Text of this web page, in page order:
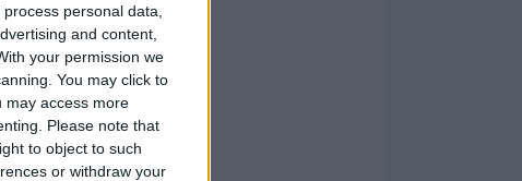
personal data,
and content,
your permission we
You may click to
may access more
Please note that
to object to such
or withdraw your